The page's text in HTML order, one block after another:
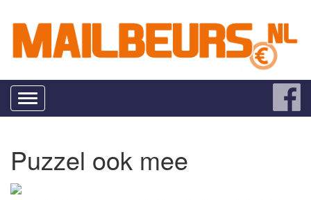
Toggle
navigation
Puzzel ook mee